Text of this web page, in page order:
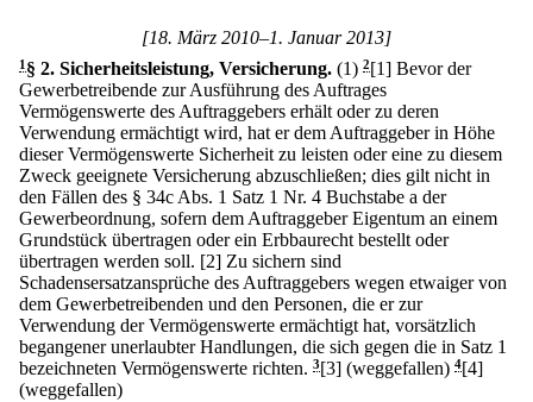
[18. März 2010–1. Januar 2013]
1§ 2. Sicherheitsleistung, Versicherung. (1) 2[1] Bevor der
Gewerbetreibende zur Ausführung des Auftrages
Vermögenswerte des Auftraggebers erhält oder zu deren
Verwendung ermächtigt wird, hat er dem Auftraggeber in Höhe
dieser Vermögenswerte Sicherheit zu leisten oder eine zu diesem
Zweck geeignete Versicherung abzuschließen; dies gilt nicht in
den Fällen des § 34c Abs. 1 Satz 1 Nr. 4 Buchstabe a der
Gewerbeordnung, sofern dem Auftraggeber Eigentum an einem
Grundstück übertragen oder ein Erbbaurecht bestellt oder
übertragen werden soll. [2] Zu sichern sind
Schadensersatzansprüche des Auftraggebers wegen etwaiger von
dem Gewerbetreibenden und den Personen, die er zur
Verwendung der Vermögenswerte ermächtigt hat, vorsätzlich
begangener unerlaubter Handlungen, die sich gegen die in Satz 1
bezeichneten Vermögenswerte richten. 3[3] (weggefallen) 4[4]
(weggefallen)